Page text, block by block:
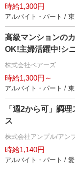
時給1,300円
アルバイト・パート /
高級マンションの
OK!主婦活躍中!シ
株式会社ベアーズ
時給1,300円～
アルバイト・パート /
「週2から可」調
ス
株式会社アンプル/アン
時給1,140円
アルバイト・パート /